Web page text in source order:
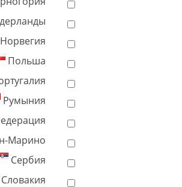
Норвегия
Польша
Румыния
Марино
Сербия
Словакия